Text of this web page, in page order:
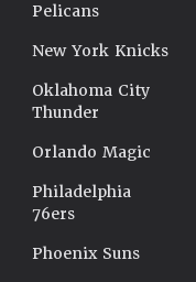
Pelicans
New York Knicks
Oklahoma City
Thunder
Orlando Magic
Philadelphia
76ers
Phoenix Suns